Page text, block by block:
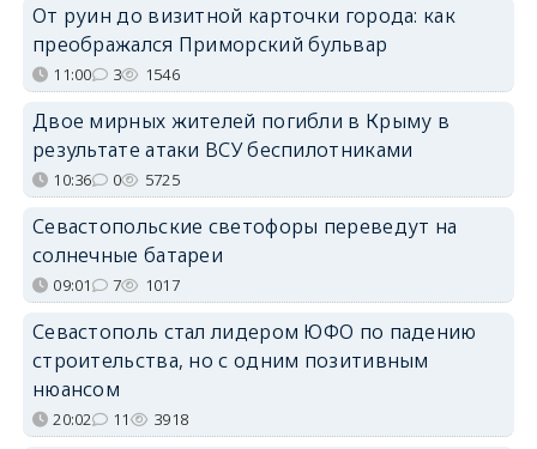
От руин до визитной карточки города: как
преображался Приморский бульвар
11:00 3 1546
Двое мирных жителей погибли в Крыму в
результате атаки ВСУ беспилотниками
10:36 0 5725
Севастопольские светофоры переведут на
солнечные батареи
09:01 7 1017
Севастополь стал лидером ЮФО по падению
строительства, но с одним позитивным
нюансом
20:02 11 3918